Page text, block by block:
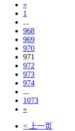
«
1
...
968
969
970
971
972
973
974
...
1073
»
< 上一页